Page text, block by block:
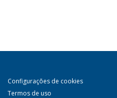
Configurações de cookies
Termos de uso